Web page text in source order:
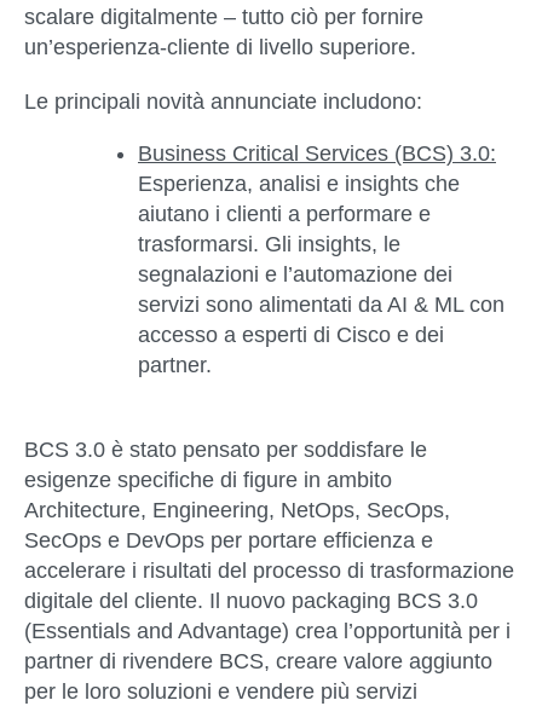
scalare digitalmente – tutto ciò per fornire
un’esperienza-cliente di livello superiore.
Le principali novità annunciate includono:
Business Critical Services (BCS) 3.0:
Esperienza, analisi e insights che
aiutano i clienti a performare e
trasformarsi. Gli insights, le
segnalazioni e l’automazione dei
servizi sono alimentati da AI & ML con
accesso a esperti di Cisco e dei
partner.
BCS 3.0 è stato pensato per soddisfare le
esigenze specifiche di figure in ambito
Architecture, Engineering, NetOps, SecOps,
SecOps e DevOps per portare efficienza e
accelerare i risultati del processo di trasformazione
digitale del cliente. Il nuovo packaging BCS 3.0
(Essentials and Advantage) crea l’opportunità per i
partner di rivendere BCS, creare valore aggiunto
per le loro soluzioni e vendere più servizi